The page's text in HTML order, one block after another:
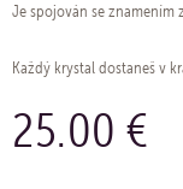
Je spojován se znamením
Každý krystal dostaneš v
25.00 €